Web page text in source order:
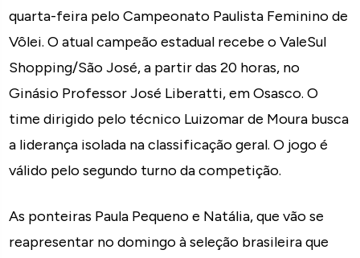
quarta-feira pelo Campeonato Paulista Feminino de
Vôlei. O atual campeão estadual recebe o ValeSul
Shopping/São José, a partir das 20 horas, no
Ginásio Professor José Liberatti, em Osasco. O
time dirigido pelo técnico Luizomar de Moura busca
a liderança isolada na classificação geral. O jogo é
válido pelo segundo turno da competição.
As ponteiras Paula Pequeno e Natália, que vão se
reapresentar no domingo à seleção brasileira que